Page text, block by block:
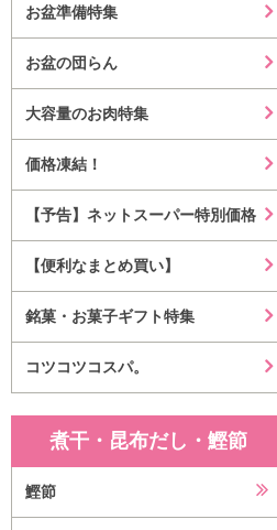
お盆準備特集
お盆の団らん
大容量のお肉特集
価格凍結！
【予告】ネットスーパー特別価格
【便利なまとめ買い】
銘菓・お菓子ギフト特集
コツコツコスパ。
煮干・昆布だし・鰹節
鰹節